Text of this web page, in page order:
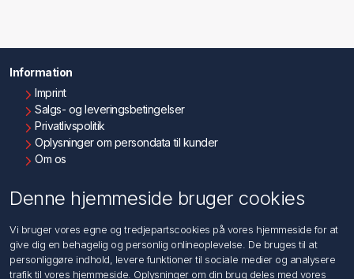
Information
Imprint
Salgs- og leveringsbetingelser
Privatlivspolitik
Oplysninger om persondata til kunder
Om os
Søg
Denne hjemmeside bruger cookies
Vi bruger vores egne og tredjepartscookies på vores hjemmeside for at
give dig en behagelig og personlig onlineoplevelse. De bruges til at
personliggøre indhold, levere funktioner til sociale medier og analysere
trafik til vores hjemmeside. Oplysninger om din brug deles med vores